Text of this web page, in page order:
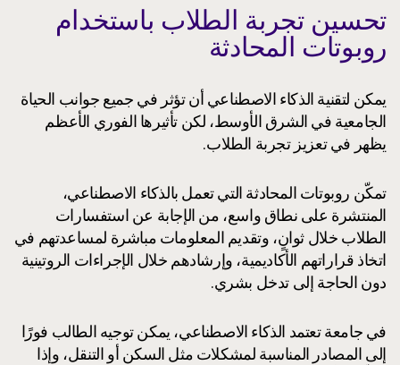
تحسين تجربة الطلاب باستخدام
روبوتات المحادثة
يمكن لتقنية الذكاء الاصطناعي أن تؤثر في جميع جوانب الحياة
الجامعية في الشرق الأوسط، لكن تأثيرها الفوري الأعظم
يظهر في تعزيز تجربة الطلاب.
تمكّن روبوتات المحادثة التي تعمل بالذكاء الاصطناعي،
المنتشرة على نطاق واسع، من الإجابة عن استفسارات
الطلاب خلال ثوانٍ، وتقديم المعلومات مباشرة لمساعدتهم في
اتخاذ قراراتهم الأكاديمية، وإرشادهم خلال الإجراءات الروتينية
دون الحاجة إلى تدخل بشري.
في جامعة تعتمد الذكاء الاصطناعي، يمكن توجيه الطالب فورًا
إلى المصادر المناسبة لمشكلات مثل السكن أو التنقل، وإذا